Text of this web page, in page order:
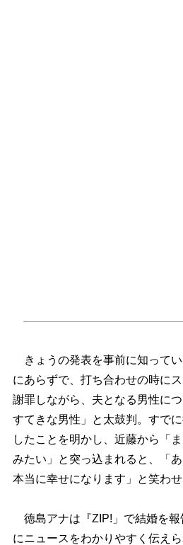
きょうの発表を事前に知ってい
にあらずで、打ち合わせの時に
謝罪しながら、夫となる男性に
すてきな男性」と太鼓判。すで
したことを明かし、近藤から「
みたい」と突っ込まれると、「
本当に幸せになります」と笑わせ
徳島アナは『ZIP!」で結婚を報
にニュースをわかりやすく伝え